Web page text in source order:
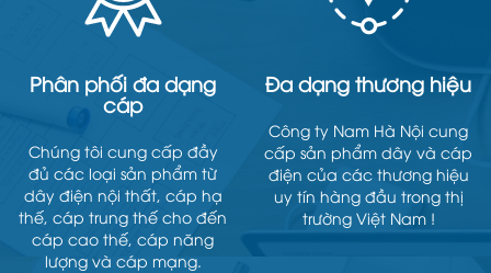
Phân phối đa dạng
cáp
Chúng tôi cung cấp đầy
đủ các loại sản phẩm từ
dây điện nội thất, cáp hạ
thế, cáp trung thế cho đến
cáp cao thế, cáp năng
lượng và cáp mạng.
Đa dạng thương hiệu
Công ty Nam Hà Nội cung
cấp sản phẩm dây và cáp
điện của các thương hiệu
uy tín hàng đầu trong thị
trường Việt Nam !